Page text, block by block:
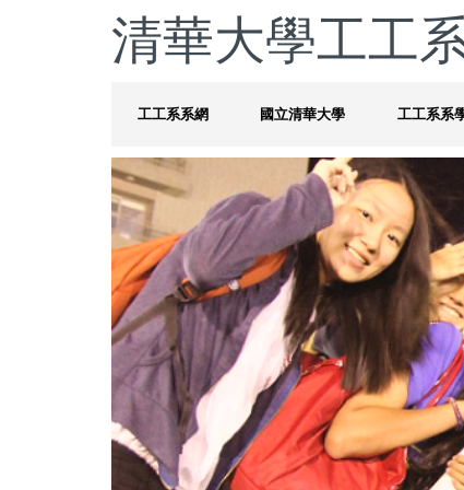
清華大學工工
工工系系網 國立清華大學 工工系系